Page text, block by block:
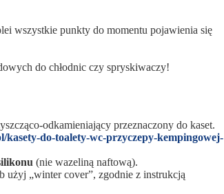
wszystkie punkty do momentu pojawienia się
do chłodnic czy spryskiwaczy!
odkamieniający przeznaczony do kaset.
kasety-do-toalety-wc-przyczepy-kempingowej-
(nie wazeliną naftową).
„winter cover”, zgodnie z instrukcją